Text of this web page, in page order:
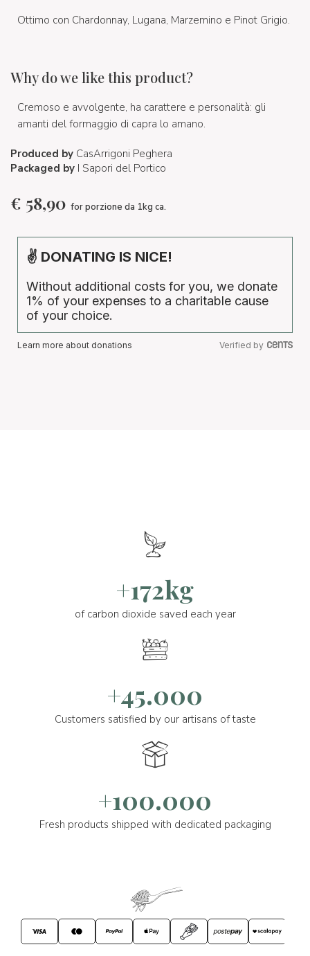
Ottimo con Chardonnay, Lugana, Marzemino e Pinot Grigio.
Why do we like this product?
Cremoso e avvolgente, ha carattere e personalità: gli
amanti del formaggio di capra lo amano.
Produced by CasArrigoni Peghera
Packaged by I Sapori del Portico
€ 58,90 for porzione da 1kg ca.
✌ DONATING IS NICE!
Without additional costs for you, we donate
1% of your expenses to a charitable cause
of your choice.
Learn more about donations Verified by
+172kg
of carbon dioxide saved each year
+45.000
Customers satisfied by our artisans of taste
+100.000
Fresh products shipped with dedicated packaging